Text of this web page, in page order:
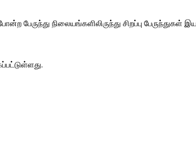
நிலையங்களிலிருந்து சிறப்பு பேருந்துகள்